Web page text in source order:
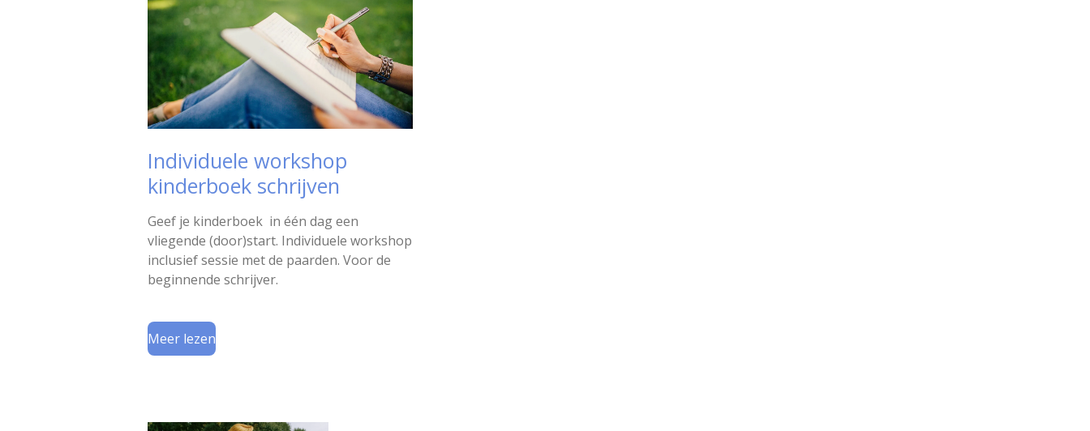
Individuele workshop
kinderboek schrijven
Geef je kinderboek in één dag een
vliegende (door)start. Individuele workshop
inclusief sessie met de paarden. Voor de
beginnende schrijver.
Meer lezen